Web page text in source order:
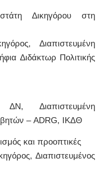
Δικηγόρου στη
Διαπιστευμένη
Διδάκτωρ Πολιτικής
Διαπιστευμένη
– ADRG, ΙΚΔΘ
και προοπτικές
Διαπιστευμένος